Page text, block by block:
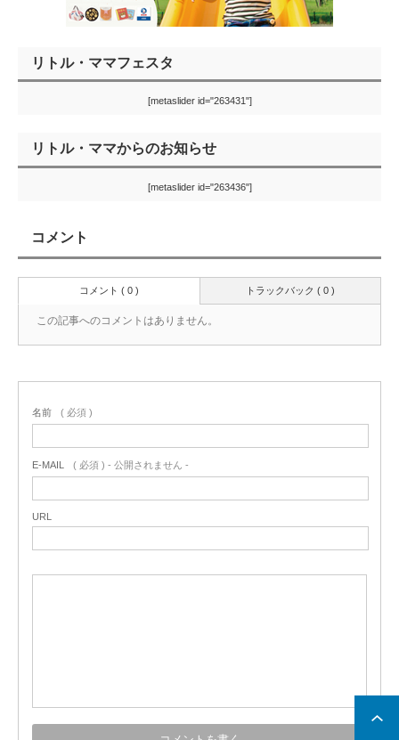
リトル・ママフェスタ
[metaslider id="263431"]
リトル・ママからのお知らせ
[metaslider id="263436"]
コメント
トラックバック ( 0 )
コメント ( 0 )
この記事へのコメントはありません。
名前 ( 必須 )
E-MAIL ( 必須 ) - 公開されません -
URL